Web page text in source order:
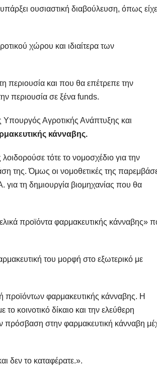
ουσιαστική διαβούλευση, όπως είχε
χώρου και ιδιαίτερα των
περιουσία και που θα επέτρεπε την
περιουσία σε ξένα funds.
Αγροτικής Ανάπτυξης και
κάνναβης.
τότε το νομοσχέδιο για την
της. Όμως οι νομοθετικές της
για τη δημιουργία βιομηχανίας που θα
προϊόντα φαρμακευτικής κάνναβης»
του μορφή στο εξωτερικό με
προϊόντων φαρμακευτικής κάνναβης. Η
κοινοτικό δίκαιο και την ελεύθερη
πρόσβαση στην φαρμακευτική κάνναβη
δεν το καταφέρατε.».